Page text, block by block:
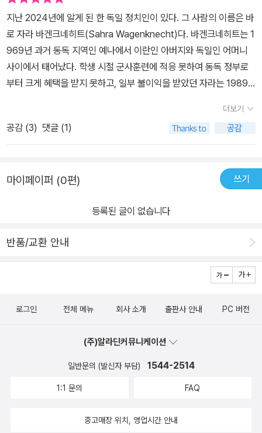
- 프랑크푸르트 알게마이네 차이퉁 “자본주의가 혁신에 없어서는 안
될 필수요소라는 주장이 틀렸음을 그녀는 증명했다.” - 융에 벨트 바
겐크네히트의 󰡔풍요의 조건. 자본주의로부터 우리를 구하는 법󰡕은
독일의 지성지 󰡔슈피겔Spiegel󰡕의 장기 베스트셀러일 뿐 만 아니라
세계에서 폭 넓게 독자들을 만나고 있다. 저명한 교수의 저작이 아니
라 좌파 정치인의 저서가 어떻게 이런 반응을 얻고 있는가? 이 책의
가장 커다란 장점은 통찰력 있는 관찰을 통해 자본주의 경제와 사회
의 핵심 작동 원리와 현실을 유리처럼 투명하게 드러내 누구나 쉽게
하고 있을 뿐 아니라 그리스와 로마는 물론이고 중국, 한국 등 동아시
아를 포함하여 인류 역사를 되돌아봄으로써 자신의 인식과 대안이 인
류의 위대한 지적 전통을 계승하고 있음을 보여 준다. 예컨대, 소유권
터 시작해 존 로크 그리고 루소의 소유권 사상 등이 나타난 역사적 배
것이 지극히 자연스럽고 우리가 이룩해야 할 과제임을 독자들이 받아
니라 소수 금벌(金閥)이 성과도 없이 책임도 지지 않으면서 대부분
는 점에서 경제 봉건주의라고 질타하는 데 그치지 않고 어떻게 해야
자본주의 사회에 들어와 처음으로 인류가 이룩한 풍요를 함께 누릴
경제 질서의 기본 방향은 금융 개혁과 소유권의 민주적 재구성으로
문으로 출간된 책의 제목은 ‘Wealth without Greed : how we sa
ve ourselves from capitalism’입니다.이 책은 크게 자본주의의 문
제점을 열거하고 비판한 1부의 총 5장과 이후 자본주의 시스템의 대
안과 사회적 인간의 삶의 본질을 다시 찾기 위한 노력을 쓴 2부 총 4
장의 형태로 구성되어 있습니다. 우선 저자인 자라 바겐크네히트가
이 책을 통해 밝히고자 하는 점은 바로 “자본주의 경제의 자유는 국가
를 완전히 경제 외부에 세워 두는 데 있는 것이 결코 아니다”라는 전
환의 테제입니다. 이를 주요한 원칙으로 특히 오늘날의 자본주의는
국가’의 대결 구도는 자본주의를 이해하는 데 매우 부족한 인식이며,
특히 “그동안의 우리가 익히 알고 있는 자본주의는 탈규제와 시장 만
하고 있습니다. 이와 관련해서는 2부에서 논의하고 있는 것처럼 이를
간략하게 ‘경제 봉건주의’라고 그녀는 설명합니다. 이 경제 봉건주의
지배 체제적 대기업들과 이들의 대부분이 자기 자신의 혈통에게 기업
을 되물림시켜, 오래전에 자본주의의 이점이라고 여겨졌던, 많은 시
분석하고 있습니다.사실 자본주의에서 자본이 스스로 축적되는 경향
이 있다는 것을 차치하더라도 오늘날 신자유주의를 있게한 산파와도
같은 하이에크가 전반적인 국가들의 권력 상태가 아니라 이 윗줄에
는 연합의 탄생이 시장근본주의로 불리워도 무방한 이 신자유주의를
지난 2024년에 알게 된 한 독일 정치인이 있다. 그 사람의 이름은 바
로 자라 바겐크네히트(Sahra Wagenknecht)다. 바겐크네히트는 1
969년 과거 동독 지역인 예나에서 이란인 아버지와 독일인 어머니
사이에서 태어났다. 학생 시절 군사훈련에 적응 못하여 동독 정부로
부터 크게 혜택을 받지 못하고, 일부 불이익을 받았던 자라는 1989
에게 대항하기 위해 동독 공산당에 가입했다.”고 한다. 그녀가 공산당
에 가입했을 시기 동독의 호네커 정권은 무너졌고, 서독이 동독을 흡
수통일했다. 그 당시 바겐크네히트는 1989년 베를린 장벽 붕괴외 독
홈볼트 대학에서 철학과 독일 근대문학을 공부했으며, 1996년 9월
후 2005년부터 국민경제학 분야에서 박사학위논문을 시작하여 201
연구 교수이자 켐니츠 대학의 미시경제학 교수인 프리츠 헬메닥에게
는 이와 더불어 독일 통일 이후에도 좌파로서 정치활동을 이어갔고,
아-우크라이나 전쟁 이후 좌파당 내에서 우크라이나 지원을 가지고
로 활동하고 있다. 2024년에 구 동독 지역에서 적잖은 지지율(10~1
5%)을 얻는 것처럼 보였으나, 2025년 안타깝게도 독일 연방의회 선
달하여 모든 의석을 잃고 원외정당으로 전락했다. 자라 바겐크네히
Wie wir uns vor dem Kapitalismus retten’이다. 바로 『풍요의
더보기
공감 (3) 댓글 (1)
마이페이퍼 (0편) 쓰기
등록된 글이 없습니다
반품/교환 안내
로그인 전체 메뉴 회사 소개 출판사 안내 PC 버전
(주)알라딘커뮤니케이션
일반문의 (발신자 부담) 1544-2514
1:1 문의 FAQ
중고매장 위치, 영업시간 안내